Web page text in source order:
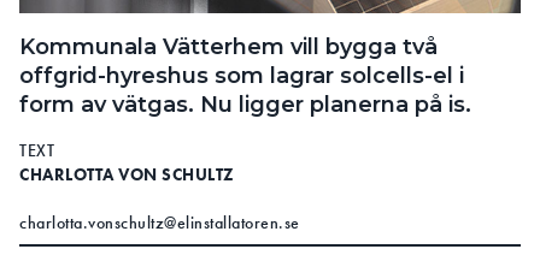
Kommunala Vätterhem vill bygga två
offgrid-hyreshus som lagrar solcells-el i
form av vätgas. Nu ligger planerna på is.
TEXT
CHARLOTTA VON SCHULTZ
charlotta.vonschultz@elinstallatoren.se